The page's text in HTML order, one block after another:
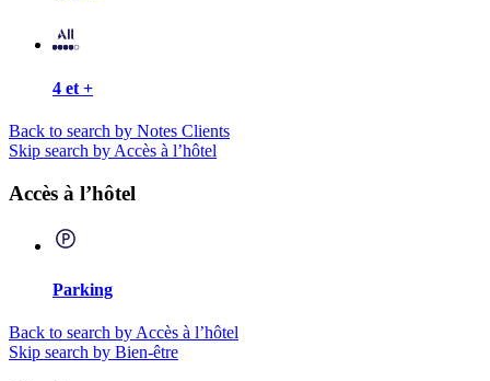
4 et +
Back to search by Notes Clients
Skip search by Accès à l’hôtel
Accès à l’hôtel
Parking
Back to search by Accès à l’hôtel
Skip search by Bien-être